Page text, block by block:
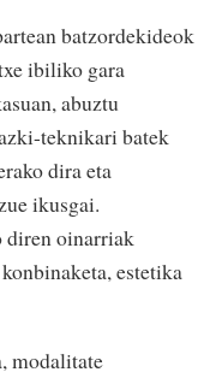
batzordekideok
ibiliko gara
abuztu
teknikari batek
dira eta
ikusgai.
diren oinarriak
estetika
modalitate